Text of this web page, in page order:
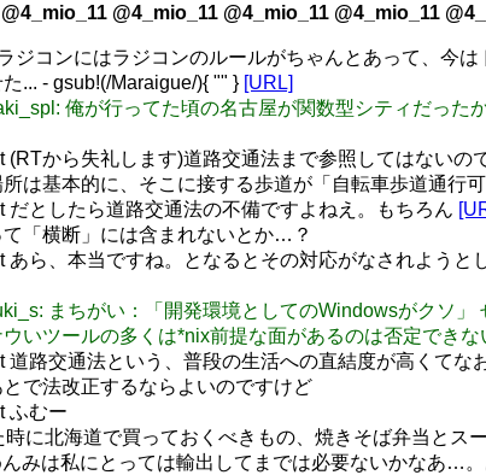
@4_mio_11 @4_mio_11 @4_mio_11
ジコンにはラジコンのルールがちゃんとあって、今
... - gsub!(/Maraigue/){ "" } [URL]
俺が行ってた頃の名古屋が関数型シティだっ
(RTから失礼します)道路交通法まで参照してはない
は基本的に、そこに接する歩道が「自転車歩道通行
だとしたら道路交通法の不備ですよねえ。もちろん
「横断」には含まれないとか…？
あら、本当ですね。となるとその対応がなされよう
まちがい：「開発環境としてのWindowsがクソ
いツールの多くは*nix前提な面があるのは否定でき
道路交通法という、普段の生活への直結度が高くて
で法改正するならよいのですけど
ふむー
に北海道で買っておくべきもの、焼きそば弁当とス
みは私にとっては輸出してまでは必要ないかなあ…